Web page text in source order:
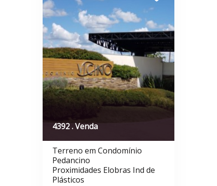
4392 . Venda
Terreno em Condomínio
Pedancino
Proximidades Elobras Ind de
Plásticos